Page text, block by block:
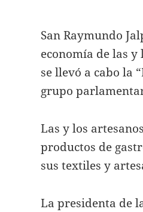
San Raymundo
economía de las y
se llevó a cabo la
grupo
Las y los
productos de
sus textiles y
La presidenta de